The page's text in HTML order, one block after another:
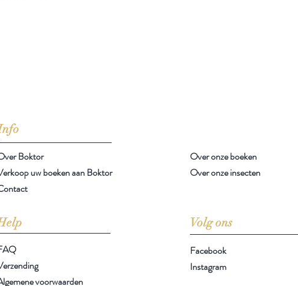
Boktor
uw boeken aan Boktor
Volg ons
voorwaarden
Facebook
Instagram
Over onze boeken
Over onze insecten